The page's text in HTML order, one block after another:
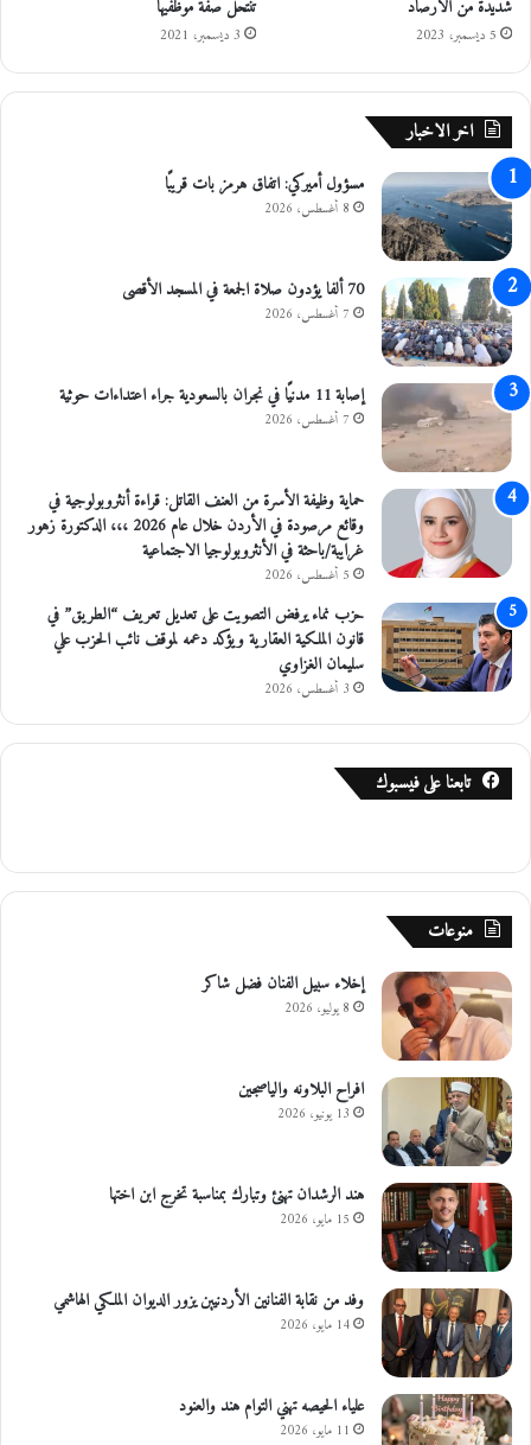
ر
أ
ي
س
ي
د
ا
ل
ج
د
ي
د
ة
و
ل
ف
ي
ا
ر
ي
خ
ه
شديدة من الأرصاد
5 ديسمبر، 2023
تنتحل صفة موظفيها
3 ديسمبر، 2021
اخر الاخبار
مسؤول أميركي: اتفاق هرمز بات قريبًا
8 أغسطس، 2026
70 ألفا يؤدون صلاة الجمعة في المسجد الأقصى
7 أغسطس، 2026
إصابة 11 مدنيًا في نجران بالسعودية جراء اعتداءات حوثية
7 أغسطس، 2026
حماية وظيفة الأسرة من العنف القاتل: قراءة أنثروبولوجية في
وقائع مرصودة في الأردن خلال عام 2026 ،،، الدكتورة زهور
غرايبة/باحثة في الأنثروبولوجيا الاجتماعية
5 أغسطس، 2026
حزب نماء يرفض التصويت على تعديل تعريف “الطريق” في
قانون الملكية العقارية ويؤكد دعمه لموقف نائب الحزب علي
سليمان الغزاوي
3 أغسطس، 2026
تابعنا على فيسبوك
منوعات
إخلاء سبيل الفنان فضل شاكر
8 يوليو، 2026
افراح البلاونه والياصجين
13 يونيو، 2026
هند الرشدان تهنئ وتبارك بمناسبة تخرج ابن اختها
15 مايو، 2026
وفد من نقابة الفنانين الأردنيين يزور الديوان الملكي الهاشمي
14 مايو، 2026
علياء الحيصه تهني التوام هند والعنود
11 مايو، 2026